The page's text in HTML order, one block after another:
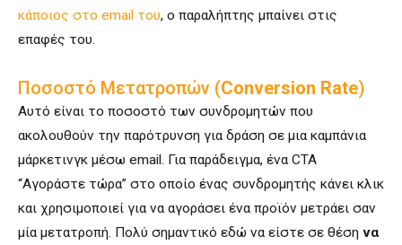
κάποιος στο email του, ο παραλήπτης μπαίνει στις
επαφές του.
Ποσοστό Μετατροπών (Conversion Rate)
Αυτό είναι το ποσοστό των συνδρομητών που
ακολουθούν την παρότρυνση για δράση σε μια καμπάνια
μάρκετινγκ μέσω email. Για παράδειγμα, ένα CTA
“Αγοράστε τώρα” στο οποίο ένας συνδρομητής κάνει κλικ
και χρησιμοποιεί για να αγοράσει ένα προϊόν μετράει σαν
μία μετατροπή. Πολύ σημαντικό εδώ να είστε σε θέση να